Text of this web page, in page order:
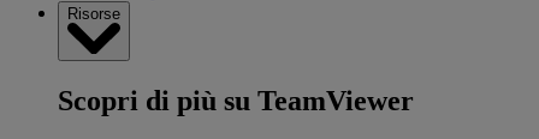
Risorse
Scopri di più su TeamViewer